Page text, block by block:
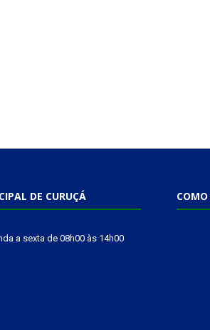
DE CURUÇÁ
a sexta de 08h00 às 14h00
COMO